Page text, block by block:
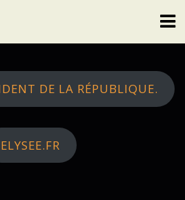
DE LA RÉPUBLIQUE.
ELYSEE.FR